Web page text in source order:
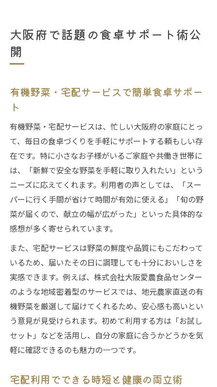
大阪府で話題の食卓サポート術公
開
有機野菜・宅配サービスで簡単食卓サポー
ト
有機野菜・宅配サービスは、忙しい大阪府の家庭にとっ
て、毎日の食卓づくりを手軽にサポートする頼もしい存
在です。特に小さなお子様がいるご家庭や共働き世帯に
は、「新鮮で安全な野菜を手軽に取り入れたい」という
ニーズに応えてくれます。利用者の声としては、「スー
パーに行く手間が省けて時間が有効に使える」「旬の野
菜が届くので、献立の幅が広がった」といった具体的な
感想が多く寄せられています。
また、宅配サービスは野菜の鮮度や品質にもこだわって
いるため、届いたその日に調理しても十分においしさを
実感できます。例えば、株式会社大阪愛農食品センター
のような地域密着型のサービスでは、地元農家直送の有
機野菜を厳選して届けてくれるため、安心感も高いとい
う意見が見受けられます。初めて利用する方は「お試し
セット」などを活用し、自分の家庭に合うかどうかを気
軽に確認できるのも魅力の一つです。
宅配利用でできる時短と健康の両立術